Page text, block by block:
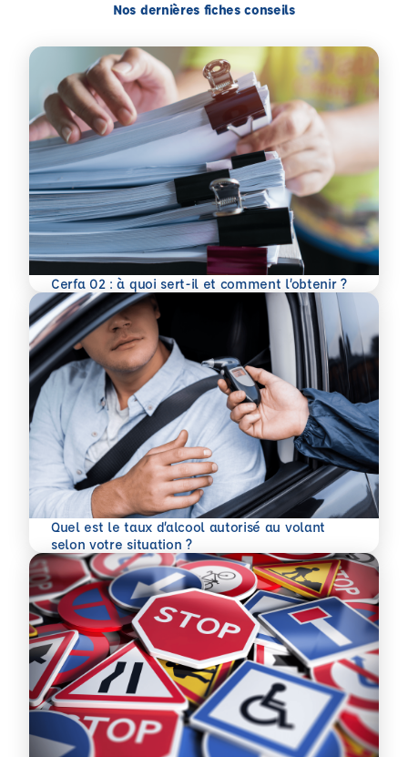
Nos dernières fiches conseils
Cerfa 02 : à quoi sert-il et comment l’obtenir ?
En savoir plus
Quel est le taux d’alcool autorisé au volant
selon votre situation ?
En savoir plus